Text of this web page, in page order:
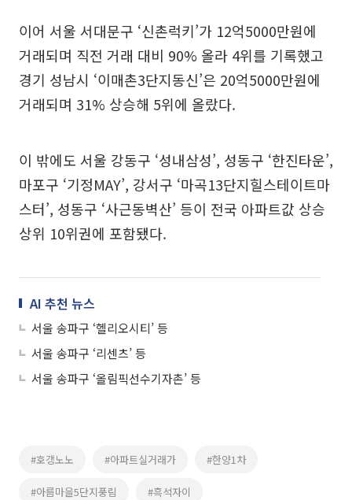
이어 서울 서대문구 ‘신촌럭키’가 12억5000만원에
거래되며 직전 거래 대비 90% 올라 4위를 기록했고
경기 성남시 ‘이매촌3단지동신’은 20억5000만원에
거래되며 31% 상승해 5위에 올랐다.
이 밖에도 서울 강동구 ‘성내삼성’, 성동구 ‘한진타운’,
마포구 ‘기정MAY’, 강서구 ‘마곡13단지힐스테이트마
스터’, 성동구 ‘사근동벽산’ 등이 전국 아파트값 상승
상위 10위권에 포함됐다.
AI 추천 뉴스
서울 송파구 ‘헬리오시티’ 등
서울 송파구 ‘리센츠’ 등
서울 송파구 ‘올림픽선수기자촌’ 등
#호갱노노 #아파트실거래가 #한양1차
#아름마을5단지풍림 #흑석자이